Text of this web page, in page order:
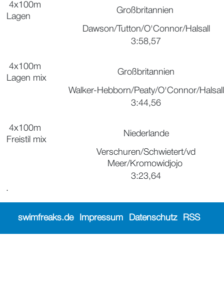
4x100m
Lagen
Großbritannien
Dawson/Tutton/O'Connor/Halsall
3:58,57
4x100m
Lagen mix
Großbritannien
Walker-Hebborn/Peaty/O'Connor/Halsall
3:44,56
4x100m
Freistil mix
Niederlande
Verschuren/Schwietert/vd
Meer/Kromowidjojo
3:23,64
.
swimfreaks.de Impressum Datenschutz RSS